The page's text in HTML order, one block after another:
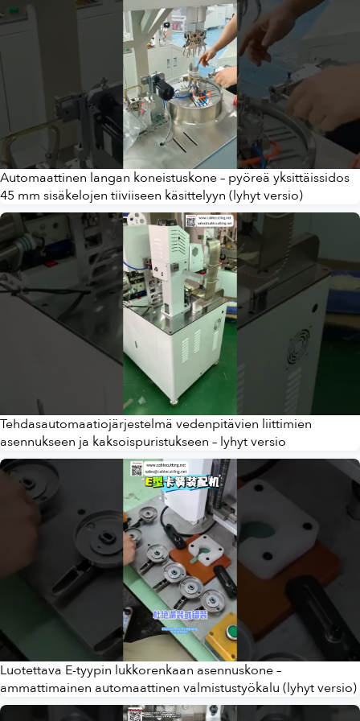
Automaattinen langan koneistuskone – pyöreä yksittäissidos
45 mm sisäkelojen tiiviiseen käsittelyyn (lyhyt versio)
Tehdasautomaatiojärjestelmä vedenpitävien liittimien
asennukseen ja kaksoispuristukseen – lyhyt versio
Luotettava E-tyypin lukkorenkaan asennuskone –
ammattimainen automaattinen valmistustyökalu (lyhyt versio)